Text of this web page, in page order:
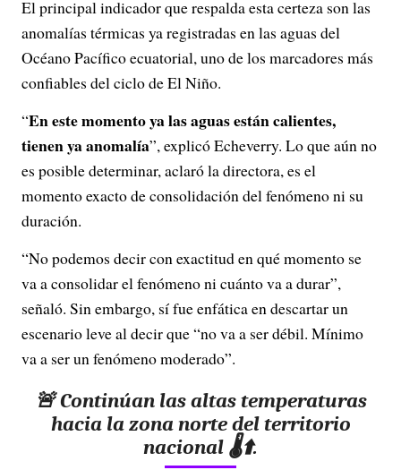
El principal indicador que respalda esta certeza son las
anomalías térmicas ya registradas en las aguas del
Océano Pacífico ecuatorial, uno de los marcadores más
confiables del ciclo de El Niño.
“En este momento ya las aguas están calientes,
tienen ya anomalía”, explicó Echeverry. Lo que aún no
es posible determinar, aclaró la directora, es el
momento exacto de consolidación del fenómeno ni su
duración.
“No podemos decir con exactitud en qué momento se
va a consolidar el fenómeno ni cuánto va a durar”,
señaló. Sin embargo, sí fue enfática en descartar un
escenario leve al decir que “no va a ser débil. Mínimo
va a ser un fenómeno moderado”.
🚨 Continúan las altas temperaturas
hacia la zona norte del territorio
nacional 🌡️⬆️.